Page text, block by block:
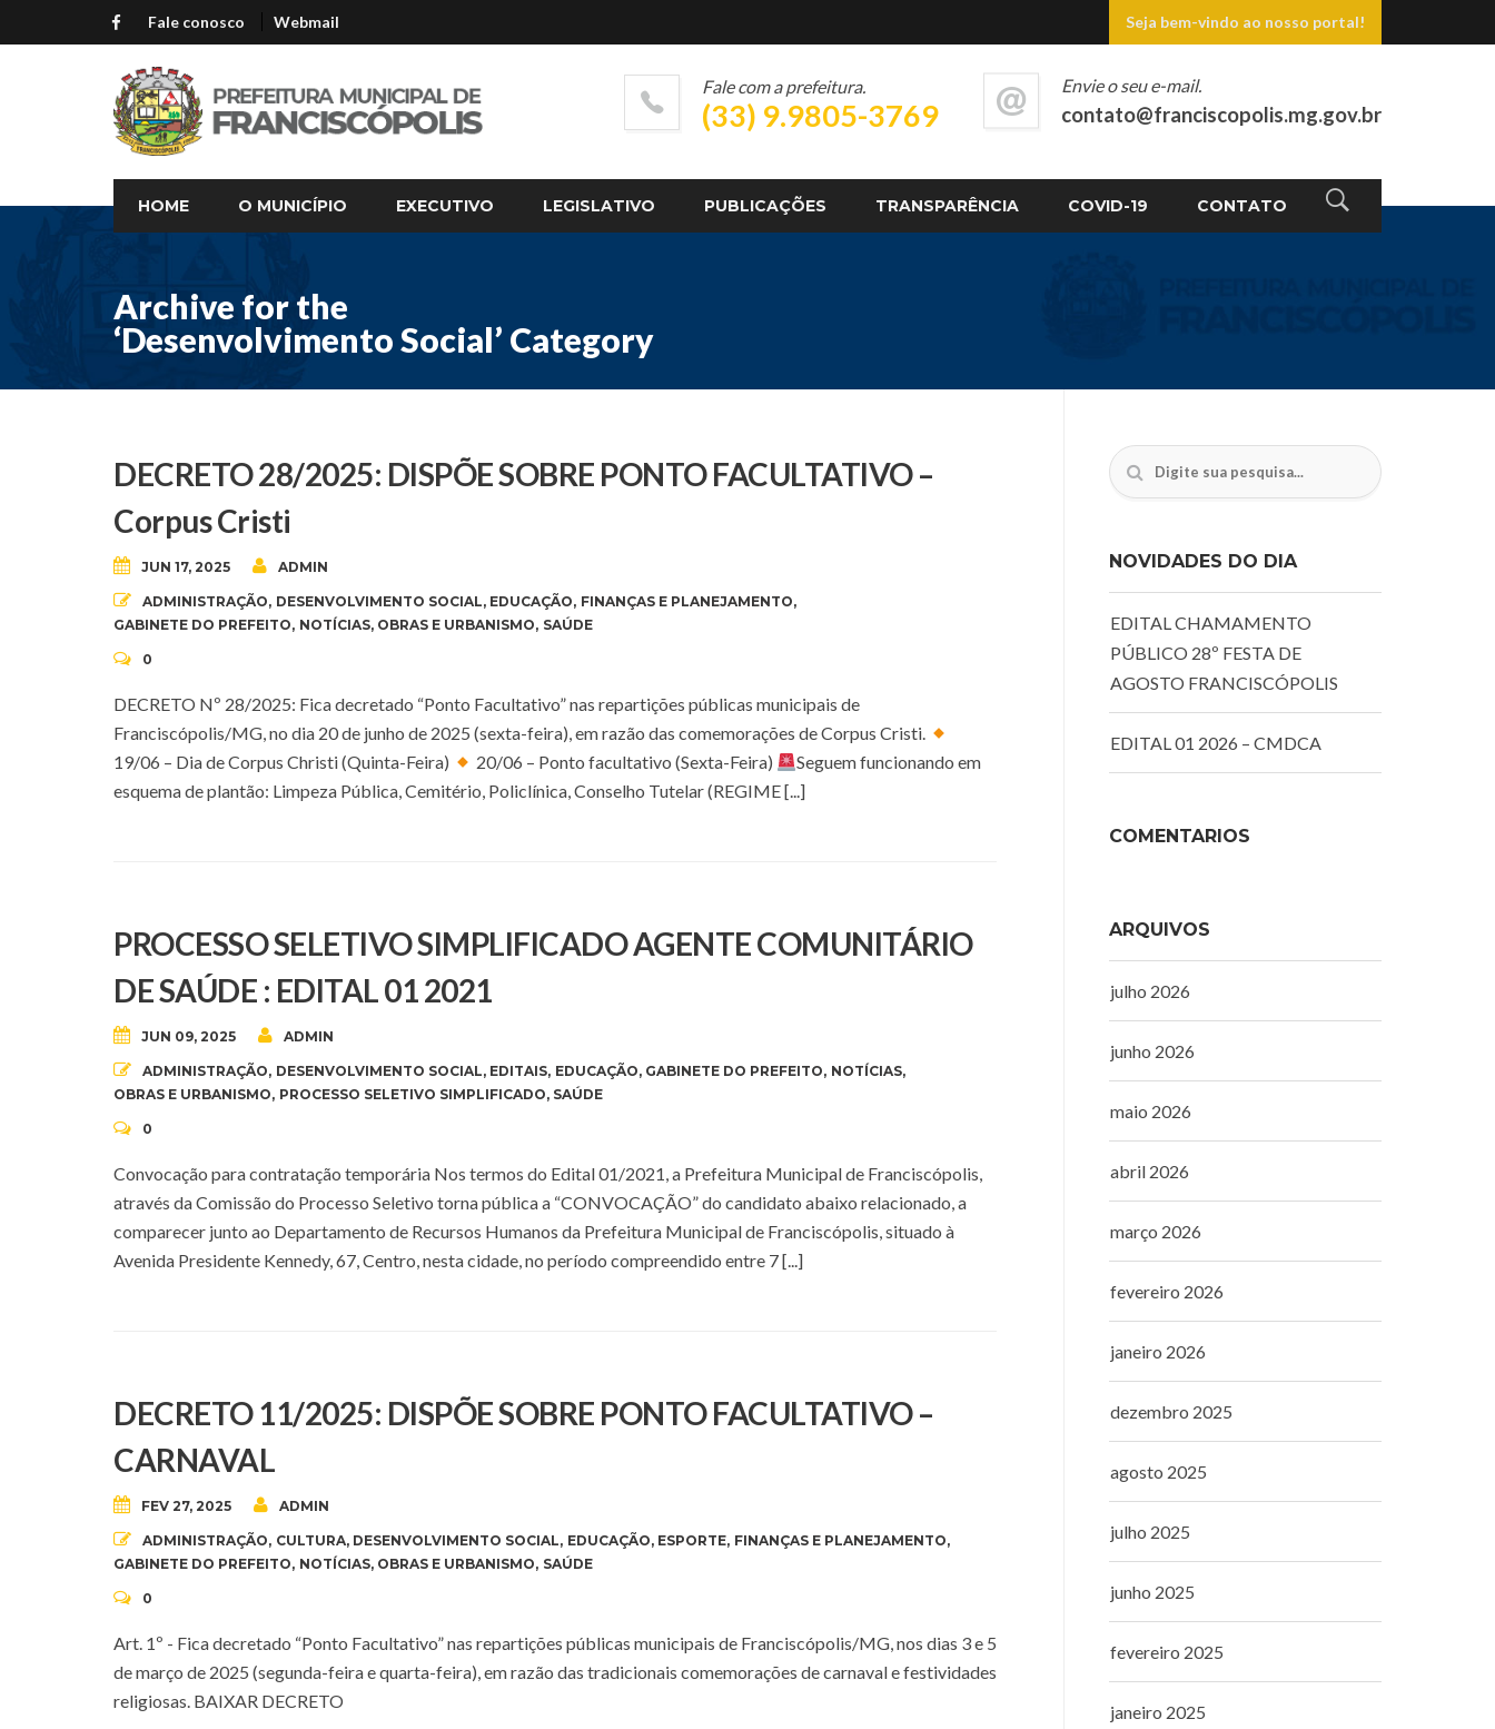
Seja bem-vindo ao nosso portal!
Fale conosco Webmail
HOME O MUNICÍPIO EXECUTIVO LEGISLATIVO PUBLICAÇÕES TRANSPARÊNCIA COVID-19 CONTATO
Envie o seu e-mail.
contato@franciscopolis.mg.gov.br
Fale com a prefeitura.
(33) 9.9805-3769
Archive for the
‘Desenvolvimento Social’ Category
DECRETO 28/2025: DISPÕE SOBRE PONTO FACULTATIVO –
Corpus Cristi
JUN 17, 2025 ADMIN
ADMINISTRAÇÃO, DESENVOLVIMENTO SOCIAL, EDUCAÇÃO, FINANÇAS E PLANEJAMENTO,
GABINETE DO PREFEITO, NOTÍCIAS, OBRAS E URBANISMO, SAÚDE
0
DECRETO Nº 28/2025: Fica decretado “Ponto Facultativo” nas repartições públicas municipais de
Franciscópolis/MG, no dia 20 de junho de 2025 (sexta-feira), em razão das comemorações de Corpus Cristi.
19/06 – Dia de Corpus Christi (Quinta-Feira)
20/06 – Ponto facultativo (Sexta-Feira)
Seguem funcionando em
esquema de plantão: Limpeza Pública, Cemitério, Policlínica, Conselho Tutelar (REGIME [...]
PROCESSO SELETIVO SIMPLIFICADO AGENTE COMUNITÁRIO
DE SAÚDE : EDITAL 01 2021
JUN 09, 2025 ADMIN
ADMINISTRAÇÃO, DESENVOLVIMENTO SOCIAL, EDITAIS, EDUCAÇÃO, GABINETE DO PREFEITO, NOTÍCIAS,
OBRAS E URBANISMO, PROCESSO SELETIVO SIMPLIFICADO, SAÚDE
0
Convocação para contratação temporária Nos termos do Edital 01/2021, a Prefeitura Municipal de Franciscópolis,
através da Comissão do Processo Seletivo torna pública a “CONVOCAÇÃO” do candidato abaixo relacionado, a
comparecer junto ao Departamento de Recursos Humanos da Prefeitura Municipal de Franciscópolis, situado à
Avenida Presidente Kennedy, 67, Centro, nesta cidade, no período compreendido entre 7 [...]
DECRETO 11/2025: DISPÕE SOBRE PONTO FACULTATIVO –
CARNAVAL
FEV 27, 2025 ADMIN
ADMINISTRAÇÃO, CULTURA, DESENVOLVIMENTO SOCIAL, EDUCAÇÃO, ESPORTE, FINANÇAS E PLANEJAMENTO,
GABINETE DO PREFEITO, NOTÍCIAS, OBRAS E URBANISMO, SAÚDE
0
Art. 1º - Fica decretado “Ponto Facultativo” nas repartições públicas municipais de Franciscópolis/MG, nos dias 3 e 5
de março de 2025 (segunda-feira e quarta-feira), em razão das tradicionais comemorações de carnaval e festividades
religiosas. BAIXAR DECRETO
NOVIDADES DO DIA
EDITAL CHAMAMENTO
PÚBLICO 28º FESTA DE
AGOSTO FRANCISCÓPOLIS
EDITAL 01 2026 – CMDCA
COMENTÁRIOS
ARQUIVOS
julho 2026
junho 2026
maio 2026
abril 2026
março 2026
fevereiro 2026
janeiro 2026
dezembro 2025
agosto 2025
julho 2025
junho 2025
fevereiro 2025
janeiro 2025